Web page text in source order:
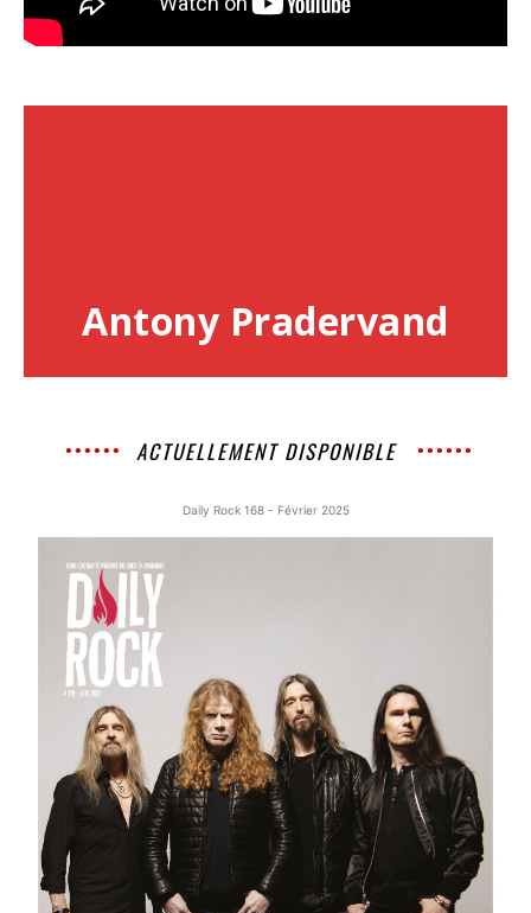
Antony Pradervand
ACTUELLEMENT DISPONIBLE
Daily Rock 168 - Février 2025